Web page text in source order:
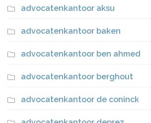
advocatenkantoor aksu
advocatenkantoor baken
advocatenkantoor ben ahmed
advocatenkantoor berghout
advocatenkantoor de coninck